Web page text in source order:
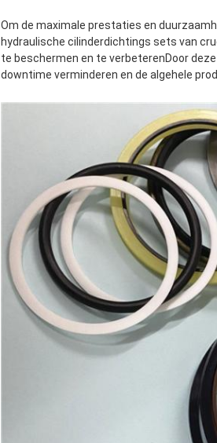
Om de maximale prestaties en
hydraulische cilinderdichtings sets van
te beschermen en te verbeterenDoor
downtime verminderen en de algehele